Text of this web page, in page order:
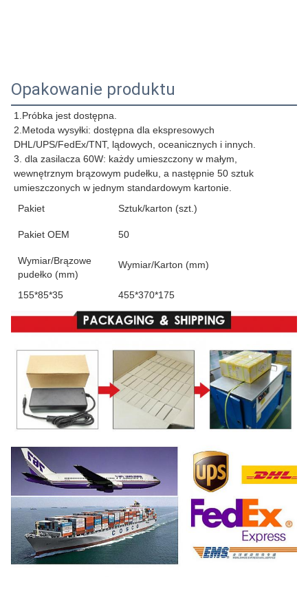
Opakowanie produktu
1. Próbka jest dostępna.
2. Metoda wysyłki: dostępna dla ekspresowych
DHL/UPS/FedEx/TNT, lądowych, oceanicznych i innych.
3. dla zasilacza 60W: każdy umieszczony w małym,
wewnętrznym brązowym pudełku, a następnie 50 sztuk
umieszczonych w jednym standardowym kartonie.
Pakiet
Sztuk/karton (szt.)
Pakiet OEM 50
Wymiar/Brązowe
pudełko (mm)
Wymiar/Karton (mm)
155*85*35 455*370*175